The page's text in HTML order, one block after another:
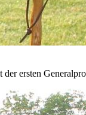
ersten